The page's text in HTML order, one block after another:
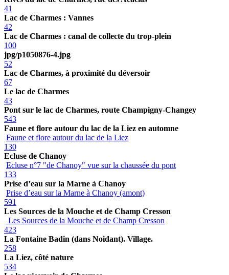
41
Lac de Charmes : Vannes
42
Lac de Charmes : canal de collecte du trop-plein
100
jpg/p1050876-4.jpg
52
Lac de Charmes, à proximité du déversoir
67
Le lac de Charmes
43
Pont sur le lac de Charmes, route Champigny-Changey
543
Faune et flore autour du lac de la Liez en automne
Faune et flore autour du lac de la Liez
130
Ecluse de Chanoy
Ecluse n°7 "de Chanoy" vue sur la chaussée du pont
133
Prise d’eau sur la Marne à Chanoy
Prise d’eau sur la Marne à Chanoy (amont)
591
Les Sources de la Mouche et de Champ Cresson
Les Sources de la Mouche et de Champ Cresson
423
La Fontaine Badin (dans Noidant). Village.
258
La Liez, côté nature
534